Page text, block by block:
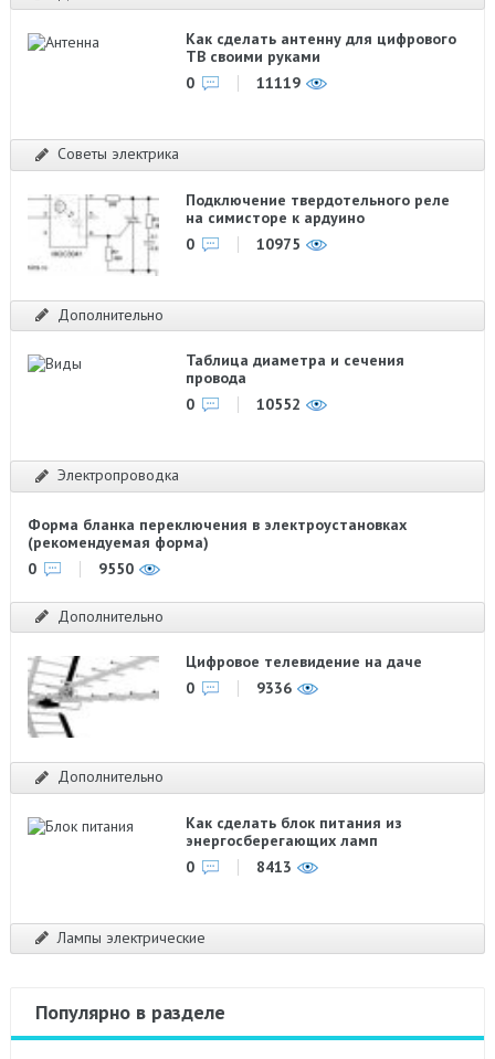
Как сделать антенну для цифрового
ТВ своими руками
0
11119
Советы электрика
Подключение твердотельного реле
на симисторе к ардуино
0
10975
Дополнительно
Таблица диаметра и сечения
провода
0
10552
Электропроводка
Форма бланка переключения в электроустановках
(рекомендуемая форма)
0
9550
Дополнительно
Цифровое телевидение на даче
0
9336
Дополнительно
Как сделать блок питания из
энергосберегающих ламп
0
8413
Лампы электрические
Популярно в разделе